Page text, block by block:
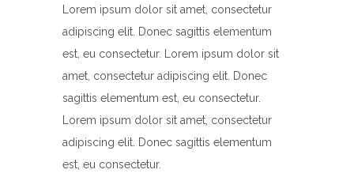
Lorem ipsum dolor sit amet, consectetur
adipiscing elit. Donec sagittis elementum
est, eu consectetur. Lorem ipsum dolor sit
amet, consectetur adipiscing elit. Donec
sagittis elementum est, eu consectetur.
Lorem ipsum dolor sit amet, consectetur
adipiscing elit. Donec sagittis elementum
est, eu consectetur.